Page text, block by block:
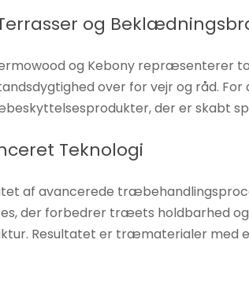
og
og Kebony repræsenterer
over for vejr og råd.
der er skabt
Teknologi
af avancerede
der forbedrer træets holdbarhed
Resultatet er træmaterialer med